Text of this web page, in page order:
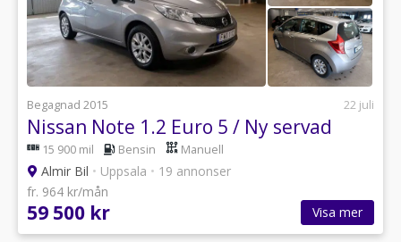
Begagnad 2015 22 juli
Nissan Note 1.2 Euro 5 / Ny servad
15 900 mil Bensin Manuell
Almir Bil • Uppsala • 19 annonser
fr. 964 kr/mån
59 500 kr Visa mer